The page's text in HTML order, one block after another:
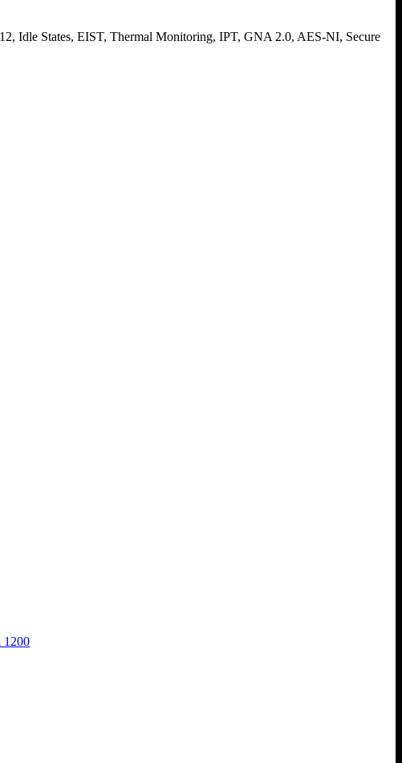
Idle States, EIST, Thermal Monitoring, IPT, GNA 2.0, AES-NI, Secure
1200